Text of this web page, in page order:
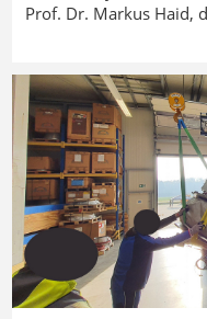
Prof. Dr. Markus Haid,